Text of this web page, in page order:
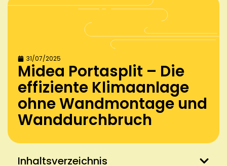
31/07/2025
Midea Portasplit – Die
effiziente Klimaanlage
ohne Wandmontage und
Wanddurchbruch
Inhaltsverzeichnis